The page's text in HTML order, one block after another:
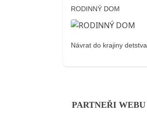
RODINNÝ DOM
Návrat do krajiny detstva
PARTNEŘI WEBU